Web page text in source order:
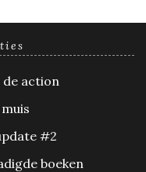
de action
#2
boeken